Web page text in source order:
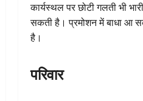
कार्यस्थल पर छोटी गलती भी
सकती है। प्रमोशन में बाधा आ
है।
परिवार